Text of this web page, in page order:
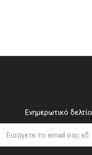
Ενημερωτικό δελτίο